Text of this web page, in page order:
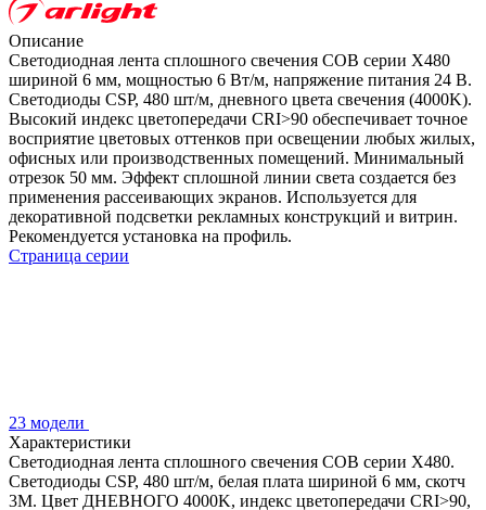
Описание
Светодиодная лента сплошного свечения COB серии X480
шириной 6 мм, мощностью 6 Вт/м, напряжение питания 24 В.
Светодиоды CSP, 480 шт/м, дневного цвета свечения (4000K).
Высокий индекс цветопередачи CRI>90 обеспечивает точное
восприятие цветовых оттенков при освещении любых жилых,
офисных или производственных помещений. Минимальный
отрезок 50 мм. Эффект сплошной линии света создается без
применения рассеивающих экранов. Используется для
декоративной подсветки рекламных конструкций и витрин.
Рекомендуется установка на профиль.
Страница серии
23 модели
Характеристики
Светодиодная лента сплошного свечения COB серии X480.
Светодиоды CSP, 480 шт/м, белая плата шириной 6 мм, скотч
3M. Цвет ДНЕВНОГО 4000K, индекс цветопередачи CRI>90,